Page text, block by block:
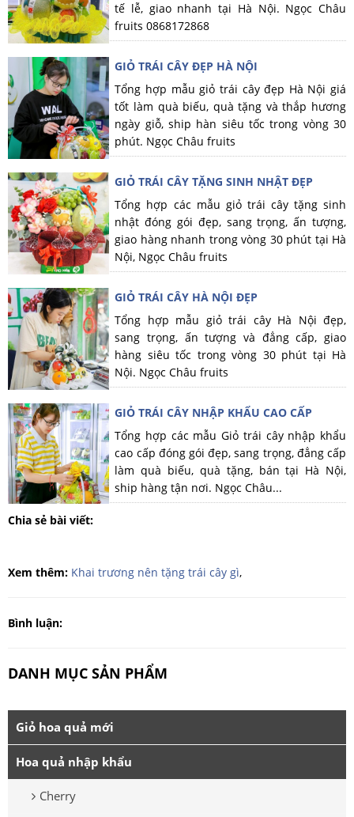
tế lễ, giao nhanh tại Hà Nội. Ngọc Châu
fruits 0868172868
GIỎ TRÁI CÂY ĐẸP HÀ NỘI
Tổng hợp mẫu giỏ trái cây đẹp Hà Nội giá
tốt làm quà biếu, quà tặng và thắp hương
ngày giỗ, ship hàn siêu tốc trong vòng 30
phút. Ngọc Châu fruits
GIỎ TRÁI CÂY TẶNG SINH NHẬT ĐẸP
Tổng hợp các mẫu giỏ trái cây tặng sinh
nhật đóng gói đẹp, sang trọng, ấn tượng,
giao hàng nhanh trong vòng 30 phút tại Hà
Nội, Ngọc Châu fruits
GIỎ TRÁI CÂY HÀ NỘI ĐẸP
Tổng hợp mẫu giỏ trái cây Hà Nội đẹp,
sang trọng, ấn tượng và đẳng cấp, giao
hàng siêu tốc trong vòng 30 phút tại Hà
Nội. Ngọc Châu fruits
GIỎ TRÁI CÂY NHẬP KHẨU CAO CẤP
Tổng hợp các mẫu Giỏ trái cây nhập khẩu
cao cấp đóng gói đẹp, sang trọng, đẳng cấp
làm quà biếu, quà tặng, bán tại Hà Nội,
ship hàng tận nơi. Ngọc Châu...
Chia sẻ bài viết:
Xem thêm: Khai trương nên tặng trái cây gì,
Bình luận:
DANH MỤC SẢN PHẨM
Giỏ hoa quả mới
Hoa quả nhập khẩu
Cherry